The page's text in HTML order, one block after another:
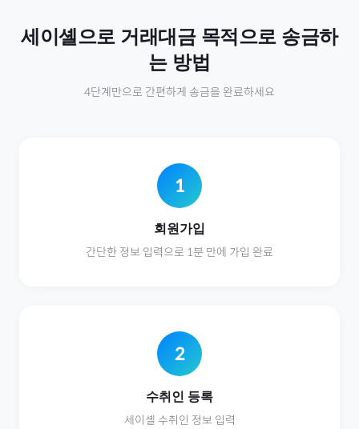
세이셸으로 거래대금 목적으로 송금하
는 방법
4단계만으로 간편하게 송금을 완료하세요
1
회원가입
간단한 정보 입력으로 1분 만에 가입 완료
2
수취인 등록
세이셸 수취인 정보 입력